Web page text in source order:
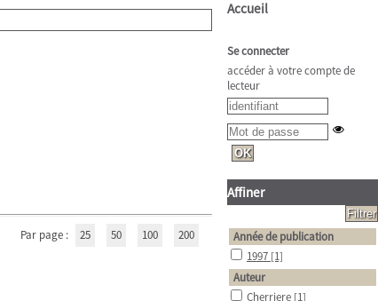
Par page : 25 50 100 200
Accueil
Se connecter
accéder à votre compte de
lecteur
Affiner
Année de publication
1997 [1]
Auteur
Cherriere [1]